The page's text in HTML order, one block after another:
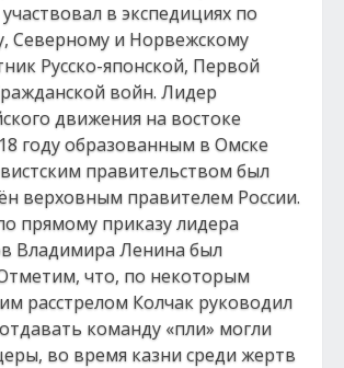
в экспедициях по
Северному и Норвежскому
Русско-японской, Первой
войн. Лидер
движения на востоке
году образованным в Омске
правительством был
верховным правителем России.
прямому приказу лидера
Владимира Ленина был
что, по некоторым
расстрелом Колчак руководил
команду «пли» могли
во время казни среди жертв